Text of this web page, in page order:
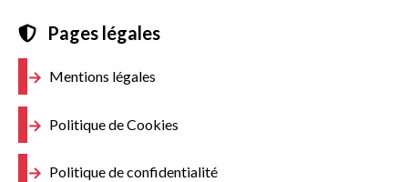
Pages légales
Mentions légales
Politique de Cookies
Politique de confidentialité